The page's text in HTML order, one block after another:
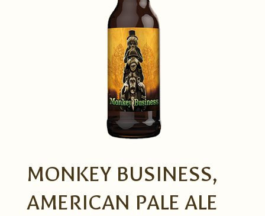
MONKEY BUSINESS,
AMERICAN PALE ALE